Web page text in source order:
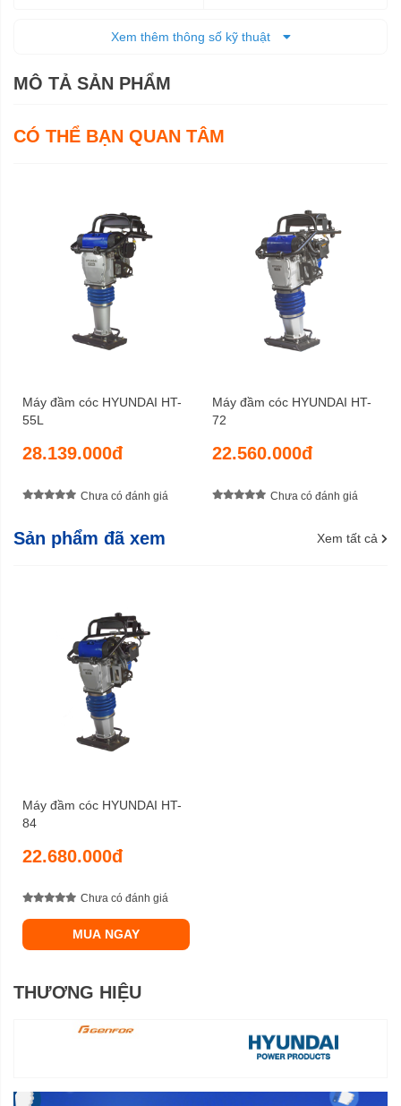
Trọng lượng cả bì 83 Kg
Xem thêm thông số kỹ thuật
MÔ TẢ SẢN PHẨM
CÓ THỂ BẠN QUAN TÂM
Máy đầm cóc HYUNDAI HT-
55L
28.139.000đ
Chưa có đánh giá
Máy đầm cóc HYUNDAI HT-
72
22.560.000đ
Chưa có đánh giá
Sản phẩm đã xem Xem tất cả
Máy đầm cóc HYUNDAI HT-
84
22.680.000đ
Chưa có đánh giá
MUA NGAY
THƯƠNG HIỆU